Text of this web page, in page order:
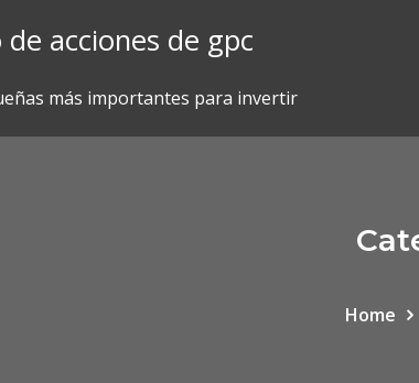
acciones de gpc
más importantes para invertir
Home